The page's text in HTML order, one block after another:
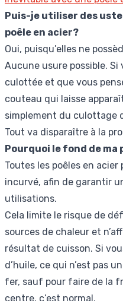
Puis-je utiliser des
poêle en acier?
Oui, puisqu’elles ne
Aucune usure possible.
culottée et que vous
couteau qui laisse
simplement du culottage
Tout va disparaître à la
Pourquoi le fond de
Toutes les poêles en
incurvé, afin de garantir
utilisations.
Cela limite le risque de
sources de chaleur et
résultat de cuisson. Si
d’huile, ce qui n’est pas
fer, sauf pour faire de la
centre, c’est normal.